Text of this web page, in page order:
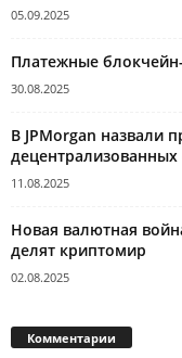
05.09.2025
Платежные
30.08.2025
В JPMorgan назвали
11.08.2025
Новая валютная
делят криптомир
02.08.2025
Комментарии